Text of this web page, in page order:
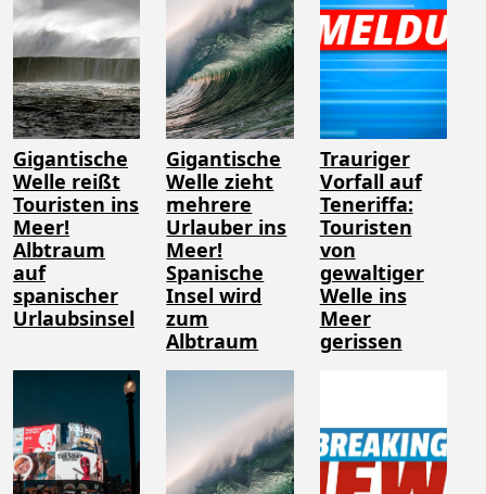
Gigantische
Welle reißt
Touristen ins
Meer!
Albtraum
auf
spanischer
Urlaubsinsel
Gigantische
Welle zieht
mehrere
Urlauber ins
Meer!
Spanische
Insel wird
zum
Albtraum
Trauriger
Vorfall auf
Teneriffa:
Touristen
von
gewaltiger
Welle ins
Meer
gerissen